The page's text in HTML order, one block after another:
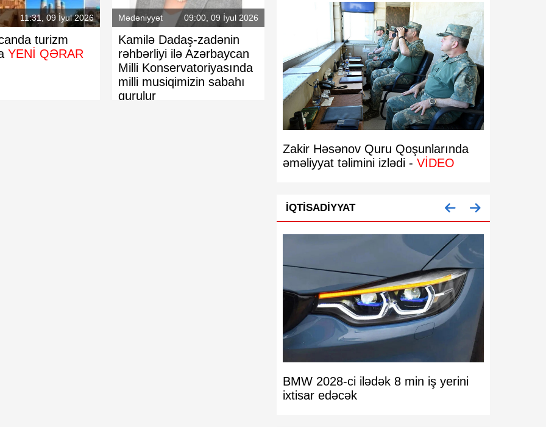
11:31, 09 İyul 2026
turizm
YENİ QƏRAR
Mədəniyyət 09:00, 09 İyul 2026
Kamilə Dadaş-zadənin
rəhbərliyi ilə Azərbaycan
Milli Konservatoriyasında
milli musiqimizin sabahı
qurulur
Zakir Həsənov Quru Qoşunlarında
əməliyyat təlimini izlədi - VİDEO
İQTISADIYYAT
BMW 2028-ci ilədək 8 min iş yerini
ixtisar edəcək